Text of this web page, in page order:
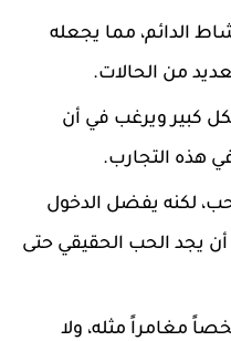
الدائم، مما يجعله
من الحالات.
كبير ويرغب في أن
هذه التجارب.
لكنه يفضل الدخول
يجد الحب الحقيقي حتى
مغامراً مثله، ولا